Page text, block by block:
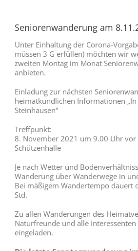
Seniorenwanderung am
Unter Einhaltung der Corona-
müssen 3 G erfüllen) möchten wir
zweiten Montag im Monat
anbieten.
Einladung zur nächsten
heimatkundlichen Informationen
Steinhausen“
Treffpunkt:
8. November 2021 um 9.00 Uhr vor
Schützenhalle
Je nach Wetter und
Wanderung über Wanderwege in
Bei mäßigem Wandertempo dauert
Std.
Zu allen Wanderungen des
Naturfreunde und alle Interessenten
eingeladen.